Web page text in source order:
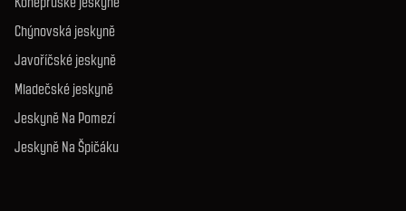
Chýnovská jeskyně
Javoříčské jeskyně
Mladečské jeskyně
Jeskyně Na Pomezí
Jeskyně Na Špičáku